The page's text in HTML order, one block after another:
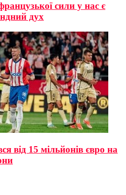
сили у нас є
дух
від 15 мільйонів євро на